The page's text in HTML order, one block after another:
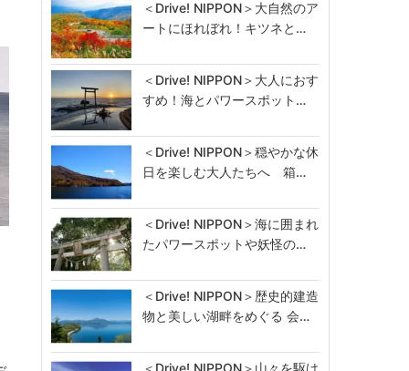
＜Drive! NIPPON＞大自然のア
ートにほれぼれ！キツネと…
＜Drive! NIPPON＞大人におす
すめ！海とパワースポット…
＜Drive! NIPPON＞穏やかな休
日を楽しむ大人たちへ 箱…
＜Drive! NIPPON＞海に囲まれ
たパワースポットや妖怪の…
＜Drive! NIPPON＞歴史的建造
物と美しい湖畔をめぐる 会…